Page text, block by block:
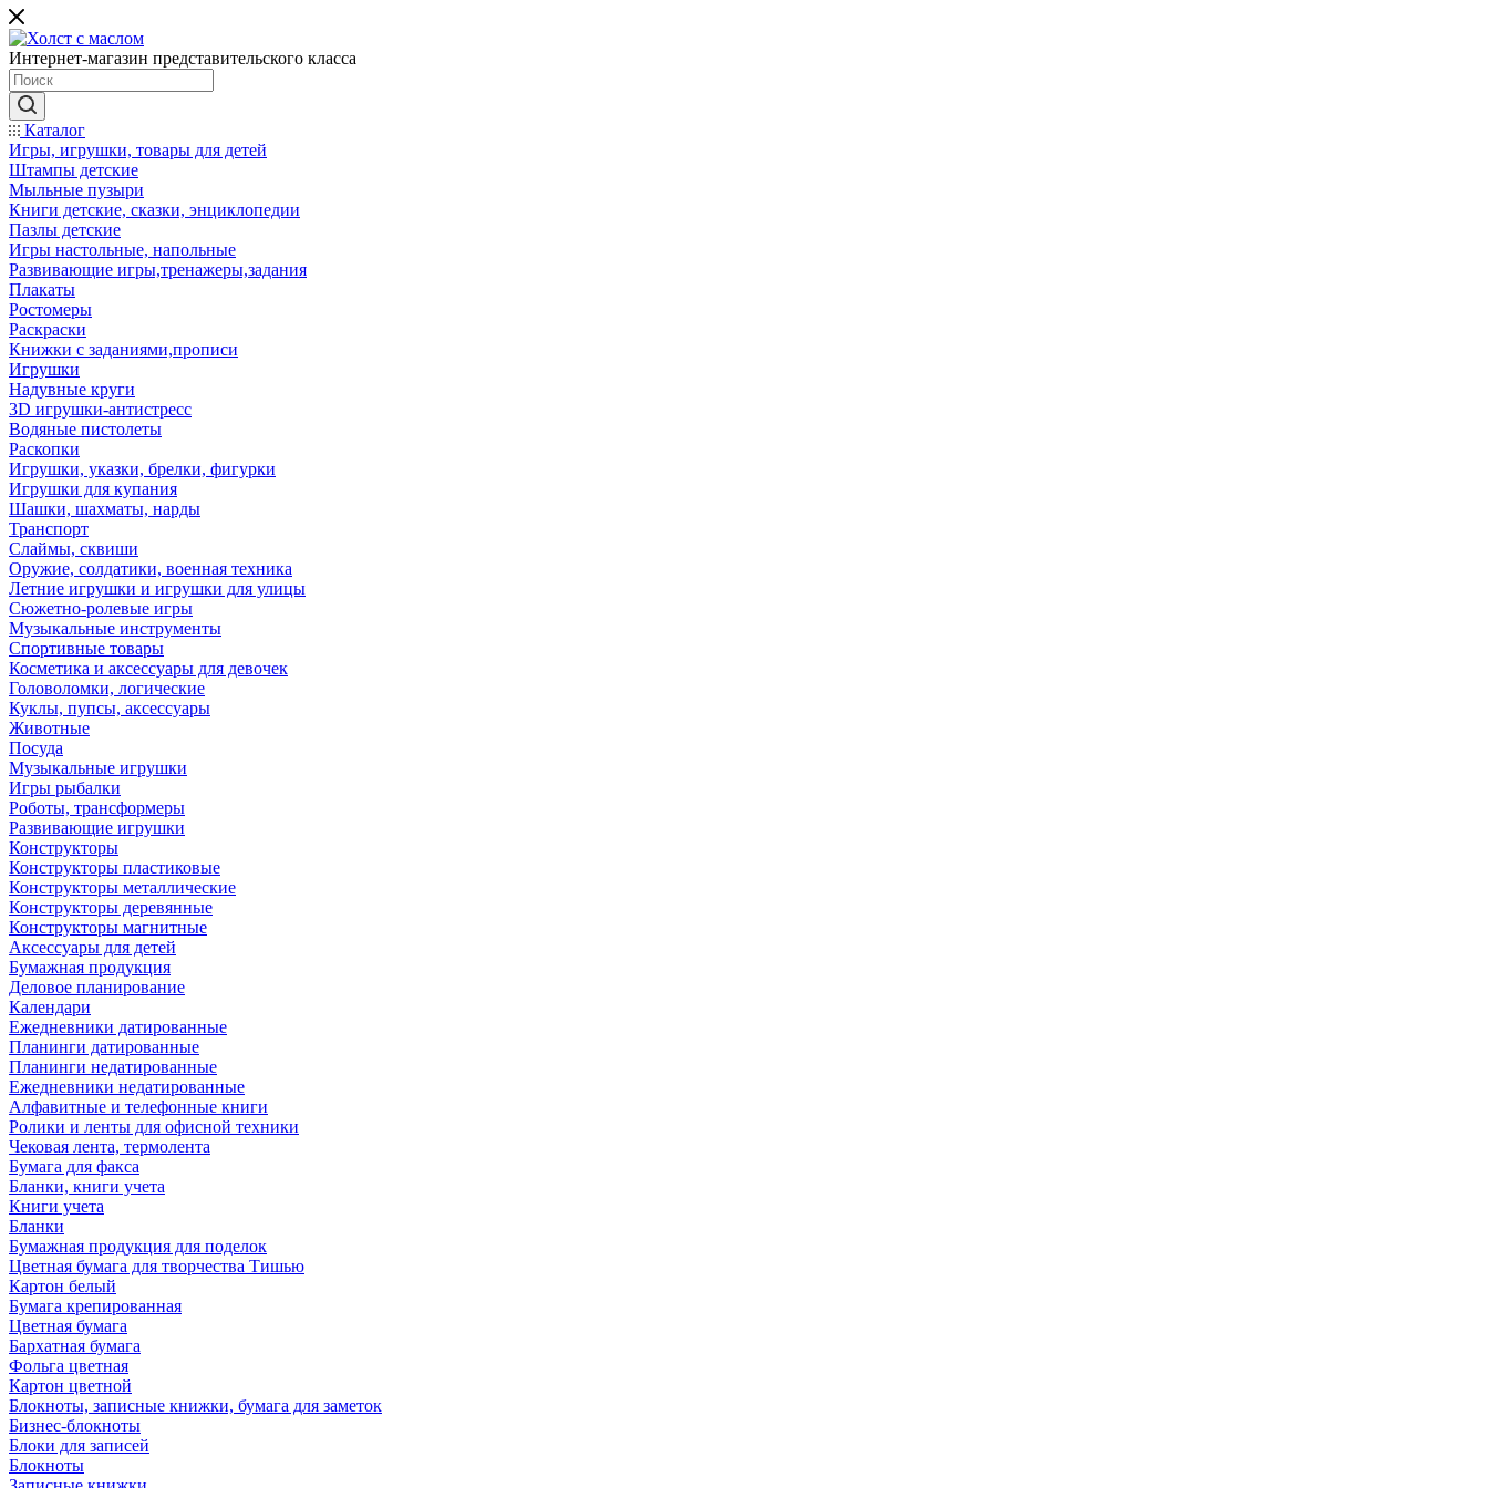
Интернет-магазин представительского класса
Каталог
Игры, игрушки, товары для детей
Штампы детские
Мыльные пузыри
Книги детские, сказки, энциклопедии
Пазлы детские
Игры настольные, напольные
Развивающие игры,тренажеры,задания
Плакаты
Ростомеры
Раскраски
Книжки с заданиями,прописи
Игрушки
Надувные круги
3D игрушки-антистресс
Водяные пистолеты
Раскопки
Игрушки, указки, брелки, фигурки
Игрушки для купания
Шашки, шахматы, нарды
Транспорт
Слаймы, сквиши
Оружие, солдатики, военная техника
Летние игрушки и игрушки для улицы
Сюжетно-ролевые игры
Музыкальные инструменты
Спортивные товары
Косметика и аксессуары для девочек
Головоломки, логические
Куклы, пупсы, аксессуары
Животные
Посуда
Музыкальные игрушки
Игры рыбалки
Роботы, трансформеры
Развивающие игрушки
Конструкторы
Конструкторы пластиковые
Конструкторы металлические
Конструкторы деревянные
Конструкторы магнитные
Аксессуары для детей
Бумажная продукция
Деловое планирование
Календари
Ежедневники датированные
Планинги датированные
Планинги недатированные
Ежедневники недатированные
Алфавитные и телефонные книги
Ролики и ленты для офисной техники
Чековая лента, термолента
Бумага для факса
Бланки, книги учета
Книги учета
Бланки
Бумажная продукция для поделок
Цветная бумага для творчества Тишью
Картон белый
Бумага крепированная
Цветная бумага
Бархатная бумага
Фольга цветная
Картон цветной
Блокноты, записные книжки, бумага для заметок
Бизнес-блокноты
Блоки для записей
Блокноты